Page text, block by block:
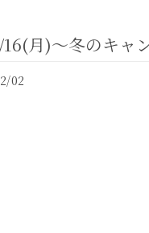
16(月)～冬のキャ
02